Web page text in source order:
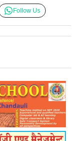
Follow Us